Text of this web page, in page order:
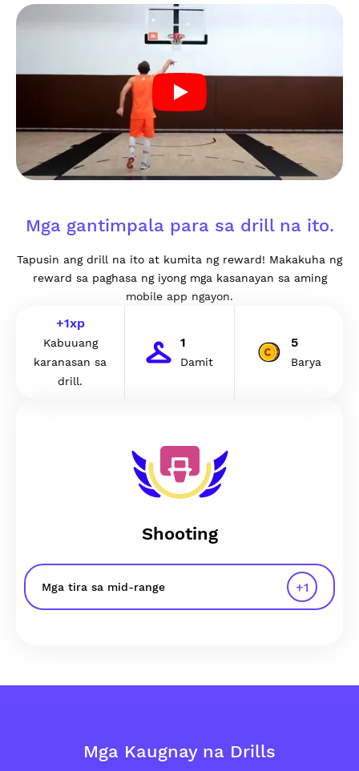
Mga gantimpala para sa drill na ito.
Tapusin ang drill na ito at kumita ng reward! Makakuha ng
reward sa paghasa ng iyong mga kasanayan sa aming
mobile app ngayon.
+1xp
Kabuuang
karanasan sa
drill.
1
Damit
5
Barya
Shooting
Mga tira sa mid-range +1
Mga Kaugnay na Drills